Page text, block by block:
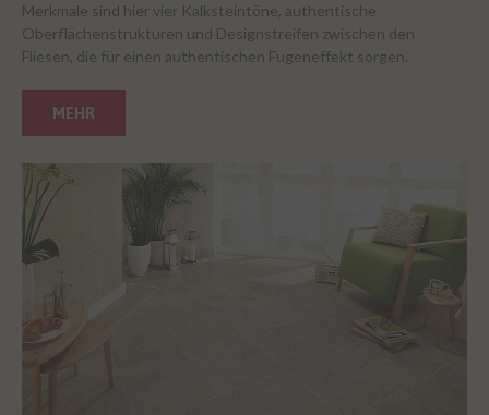
Merkmale sind hier vier Kalksteintöne, authentische
Oberflächenstrukturen und Designstreifen zwischen den
Fliesen, die für einen authentischen Fugeneffekt sorgen.
MEHR